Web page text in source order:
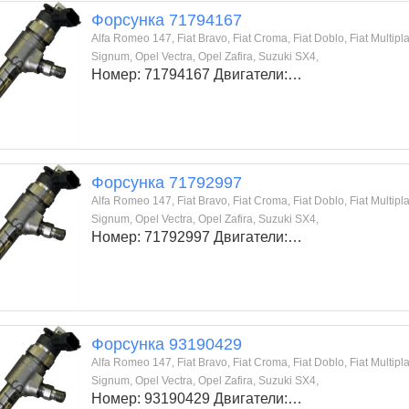
Форсунка 71794167
Alfa Romeo 147, Fiat Bravo, Fiat Croma, Fiat Doblo, Fiat
Signum, Opel Vectra, Opel Zafira, Suzuki SX4,
Номер: 71794167 Двигатели:…
Форсунка 71792997
Alfa Romeo 147, Fiat Bravo, Fiat Croma, Fiat Doblo, Fiat
Signum, Opel Vectra, Opel Zafira, Suzuki SX4,
Номер: 71792997 Двигатели:…
Форсунка 93190429
Alfa Romeo 147, Fiat Bravo, Fiat Croma, Fiat Doblo, Fiat
Signum, Opel Vectra, Opel Zafira, Suzuki SX4,
Номер: 93190429 Двигатели:…